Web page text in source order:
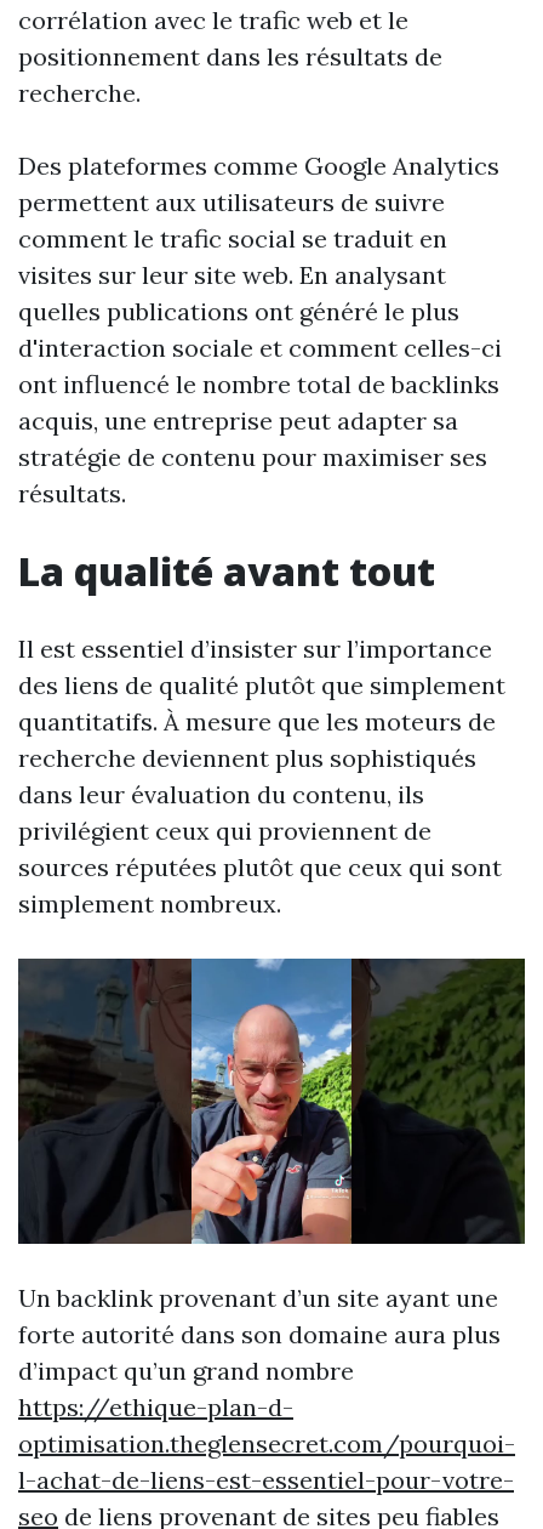
corrélation avec le trafic web et le
positionnement dans les résultats de
recherche.
Des plateformes comme Google Analytics
permettent aux utilisateurs de suivre
comment le trafic social se traduit en
visites sur leur site web. En analysant
quelles publications ont généré le plus
d'interaction sociale et comment celles-ci
ont influencé le nombre total de backlinks
acquis, une entreprise peut adapter sa
stratégie de contenu pour maximiser ses
résultats.
La qualité avant tout
Il est essentiel d’insister sur l’importance
des liens de qualité plutôt que simplement
quantitatifs. À mesure que les moteurs de
recherche deviennent plus sophistiqués
dans leur évaluation du contenu, ils
privilégient ceux qui proviennent de
sources réputées plutôt que ceux qui sont
simplement nombreux.
Un backlink provenant d’un site ayant une
forte autorité dans son domaine aura plus
d’impact qu’un grand nombre
https://ethique-plan-d-
optimisation.theglensecret.com/pourquoi-
l-achat-de-liens-est-essentiel-pour-votre-
seo de liens provenant de sites peu fiables